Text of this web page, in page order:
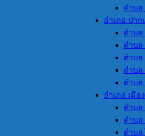
ตำบล
อำเภอ ปาก
ตำบล
ตำบล
ตำบล
ตำบล
ตำบล
อำเภอ เมือ
ตำบล
ตำบล
ตำบล